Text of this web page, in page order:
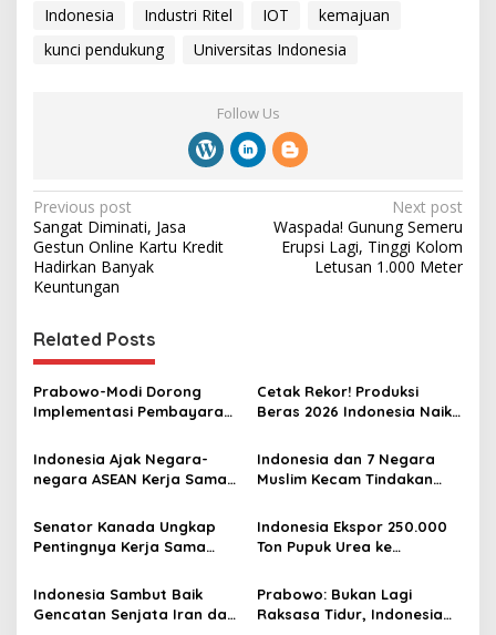
Indonesia Industri Ritel IOT
kemajuan
kunci pendukung
Universitas Indonesia
Follow Us
P
o
s
t
n
a
v
i
g
a
t
i
o
n
Previous post
Sangat Diminati, Jasa
Gestun Online Kartu Kredit
Hadirkan Banyak
Keuntungan
Next post
Waspada! Gunung Semeru
Erupsi Lagi, Tinggi Kolom
Letusan 1.000 Meter
Related Posts
Prabowo-Modi Dorong
Implementasi Pembayaran
Batas di India dan
Indonesia
Cetak Rekor! Produksi
Beras 2026 Indonesia Naik
Indonesia Ajak Negara-
negara ASEAN Kerja Sama
Global
Indonesia dan 7 Negara
Muslim Kecam Tindakan
Bendera Zionis Israel di
Masjid Al-Aqsa
Senator Kanada Ungkap
Pentingnya Kerja Sama
Sekadar Perdagangan
Indonesia Ekspor 250.000
Ton Pupuk Urea ke
Sampaikan Terima Kasih ke
Prabowo
Indonesia Sambut Baik
Gencatan Senjata Iran dan
Prabowo: Bukan Lagi
Raksasa Tidur, Indonesia